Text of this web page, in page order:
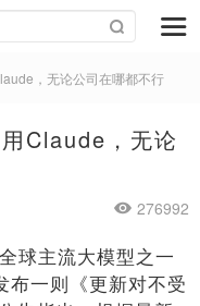
，无论公司在哪都不行
Claude，无论
276992
球主流大模型之一
一则《更新对不受